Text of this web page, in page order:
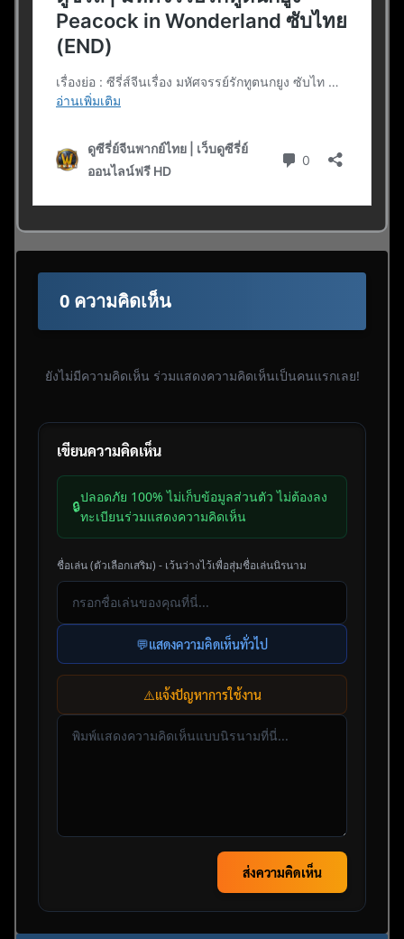
0 ความคิดเห็น
ยังไม่มีความคิดเห็น ร่วมแสดงความคิดเห็นเป็นคนแรกเลย!
เขียนความคิดเห็น
🔒
ปลอดภัย 100% ไม่เก็บข้อมูลส่วนตัว ไม่ต้องลง
ทะเบียนร่วมแสดงความคิดเห็น
ชื่อเล่น (ตัวเลือกเสริม) - เว้นว่างไว้เพื่อสุ่มชื่อเล่นนิรนาม
💬แสดงความคิดเห็นทั่วไป
⚠️แจ้งปัญหาการใช้งาน
ส่งความคิดเห็น